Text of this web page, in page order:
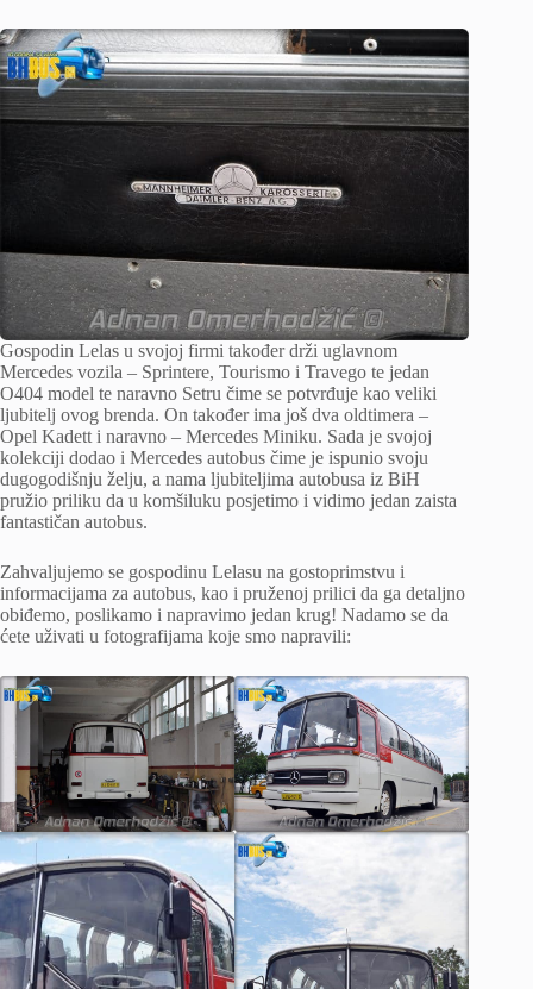
Gospodin Lelas u svojoj firmi također drži uglavnom
Mercedes vozila – Sprintere, Tourismo i Travego te jedan
O404 model te naravno Setru čime se potvrđuje kao veliki
ljubitelj ovog brenda. On također ima još dva oldtimera –
Opel Kadett i naravno – Mercedes Miniku. Sada je svojoj
kolekciji dodao i Mercedes autobus čime je ispunio svoju
dugogodišnju želju, a nama ljubiteljima autobusa iz BiH
pružio priliku da u komšiluku posjetimo i vidimo jedan zaista
fantastičan autobus.
Zahvaljujemo se gospodinu Lelasu na gostoprimstvu i
informacijama za autobus, kao i pruženoj prilici da ga detaljno
obiđemo, poslikamo i napravimo jedan krug! Nadamo se da
ćete uživati u fotografijama koje smo napravili: